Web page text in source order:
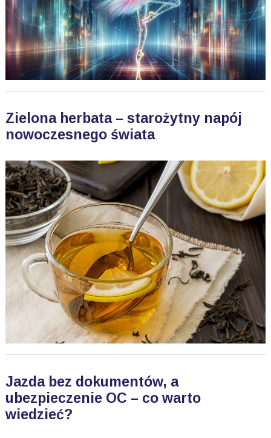
Zielona herbata – starożytny napój
nowoczesnego świata
Jazda bez dokumentów, a
ubezpieczenie OC – co warto
wiedzieć?